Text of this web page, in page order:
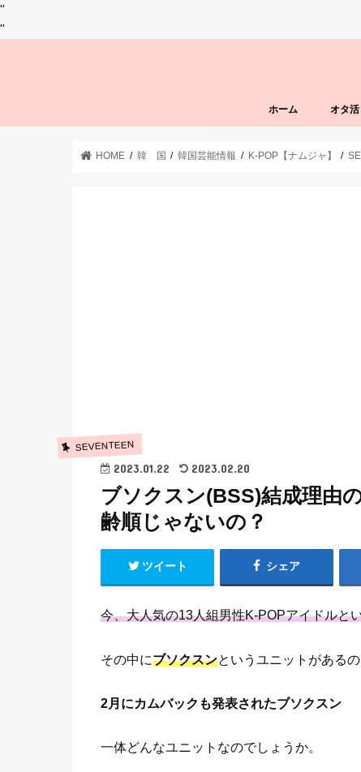
"
"
ホーム オタ活
HOME 韓 国 韓国芸能情報 K-POP【ナムジャ】
SEVENTEEN
2023.01.22 2023.02.20
ブソクスン(BSS)結成理由
齢順じゃないの？
ツイート シェア
今、大人気の13人組男性K-POPアイドルと
その中にブソクスンというユニットがある
2月にカムバックも発表されたブソクスン
一体どんなユニットなのでしょうか。